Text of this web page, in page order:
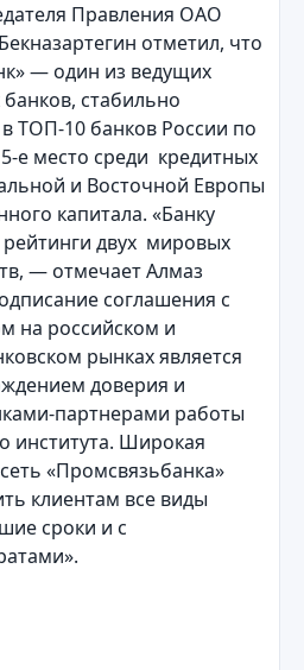
Правления ОАО
отметил, что
— один из ведущих
стабильно
ТОП-10 банков России по
е место среди кредитных
и Восточной Европы
капитала. «Банку
двух мировых
— отмечает Алмаз
соглашения с
на российском и
рынках является
доверия и
партнерами работы
института. Широкая
«Промсвязьбанка»
клиентам все виды
сроки и с